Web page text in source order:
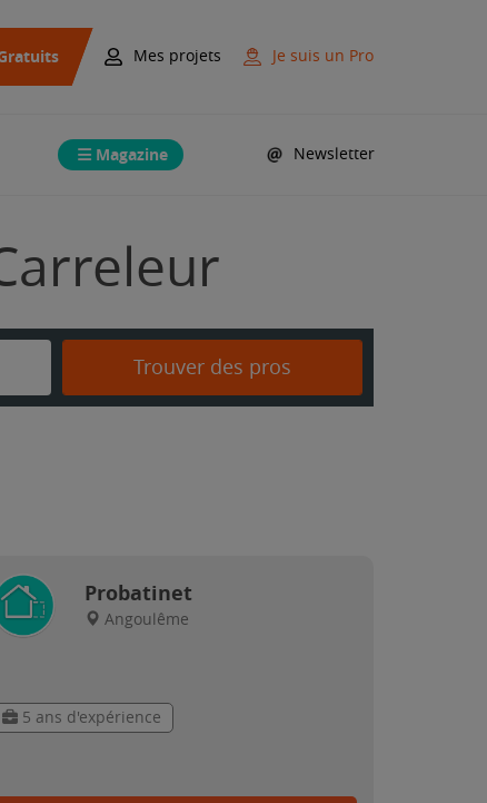
Mes projets Je suis un Pro
Magazine Newsletter
Trouver des pros
Probatinet
Angoulême
5 ans d'expérience